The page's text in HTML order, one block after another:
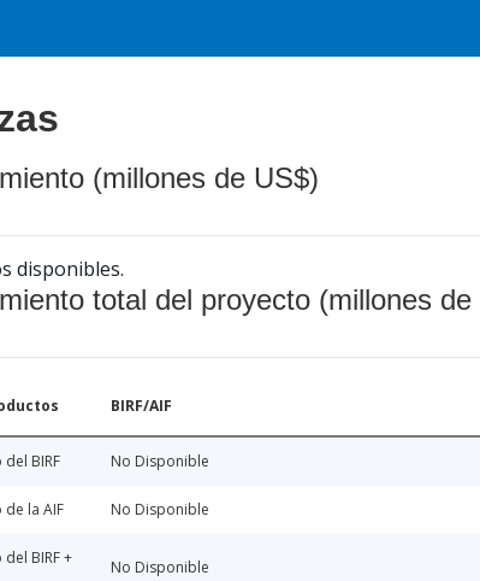
(millones de US$)
disponibles.
total del proyecto (millones de
BIRF/AIF
BIRF No Disponible
la AIF No Disponible
BIRF +
No Disponible